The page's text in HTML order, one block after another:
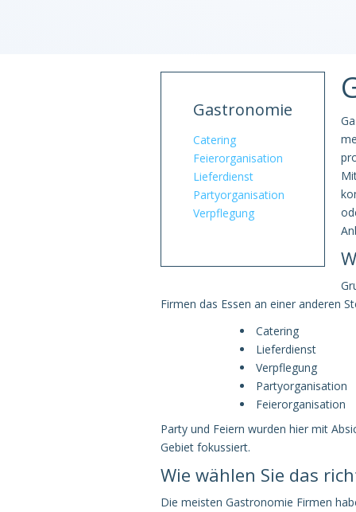
Gastronomie
Catering
Feierorganisation
Lieferdienst
Partyorganisation
Verpflegung
Firmen das Essen an einer anderen
Catering
Lieferdienst
Verpflegung
Partyorganisation
Feierorganisation
Party und Feiern wurden hier mit
Gebiet fokussiert.
Wie wählen Sie das
Die meisten Gastronomie Firmen